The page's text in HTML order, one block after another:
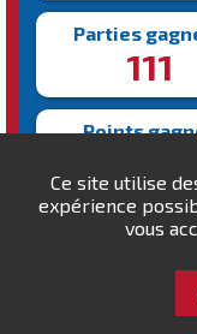
Ce site utilise
expérience
vous
Parties
111
Points
Victoire la plus
165s